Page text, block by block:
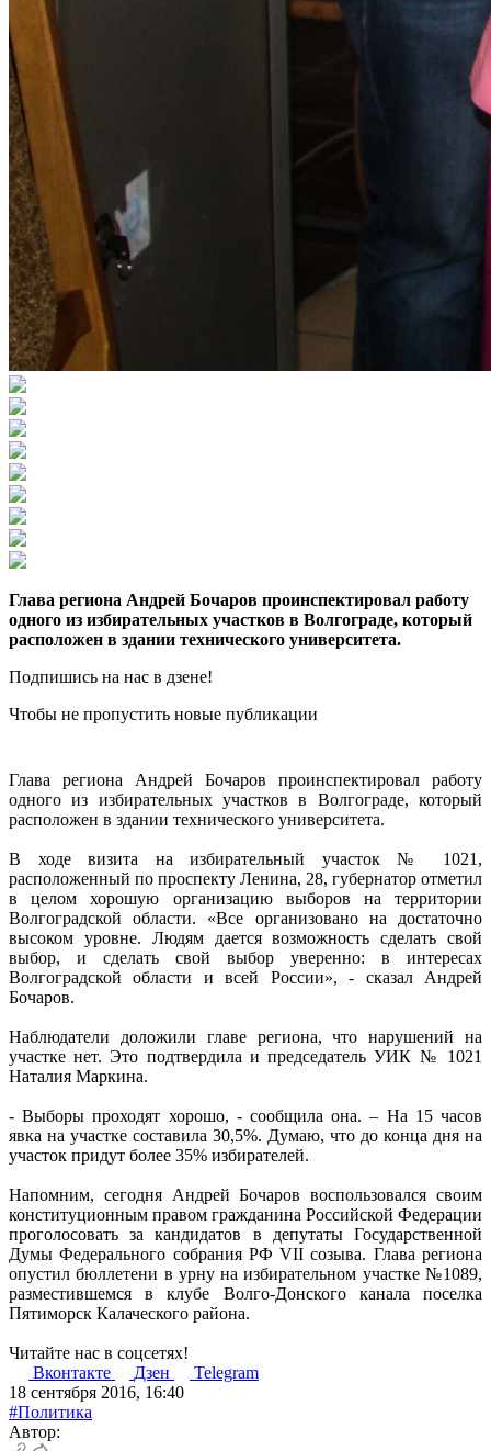
Глава региона Андрей Бочаров проинспектировал работу
одного из избирательных участков в Волгограде, который
расположен в здании технического университета.
Подпишись на нас в дзене!
Чтобы не пропустить новые публикации
Глава региона Андрей Бочаров проинспектировал работу
одного из избирательных участков в Волгограде, который
расположен в здании технического университета.
В ходе визита на избирательный участок № 1021,
расположенный по проспекту Ленина, 28, губернатор отметил
в целом хорошую организацию выборов на территории
Волгоградской области. «Все организовано на достаточно
высоком уровне. Людям дается возможность сделать свой
выбор, и сделать свой выбор уверенно: в интересах
Волгоградской области и всей России», - сказал Андрей
Бочаров.
Наблюдатели доложили главе региона, что нарушений на
участке нет. Это подтвердила и председатель УИК № 1021
Наталия Маркина.
- Выборы проходят хорошо, - сообщила она. – На 15 часов
явка на участке составила 30,5%. Думаю, что до конца дня на
участок придут более 35% избирателей.
Напомним, сегодня Андрей Бочаров воспользовался своим
конституционным правом гражданина Российской Федерации
проголосовать за кандидатов в депутаты Государственной
Думы Федерального собрания РФ VII созыва. Глава региона
опустил бюллетени в урну на избирательном участке №1089,
разместившемся в клубе Волго-Донского канала поселка
Пятиморск Калаческого района.
Читайте нас в соцсетях!
Вконтакте
Дзен
Telegram
18 сентября 2016, 16:40
#Политика
Автор: